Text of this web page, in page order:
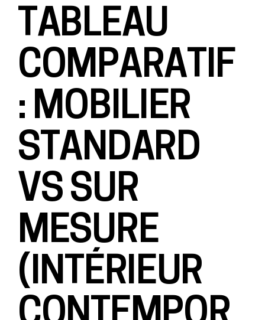
TABLEAU
COMPARATIF
: MOBILIER
STANDARD
VS SUR
MESURE
(INTÉRIEUR
CONTEMPOR